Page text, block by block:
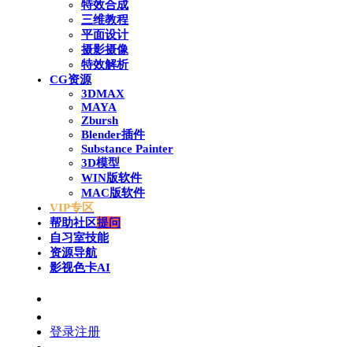
特效合成
三维教程
平面设计
摄影摄像
特效解析
CG资源
3DMAX
MAYA
Zbursh
Blender插件
Substance Painter
3D模型
WIN版软件
MAC版软件
VIP专区
帮助社区提问
自习室技能
资源导航
影视色卡AI
登录注册